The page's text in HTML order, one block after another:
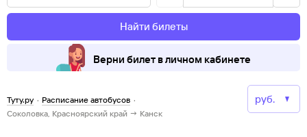
Найти билеты
Верни билет в личном кабинете
Туту.ру · Расписание автобусов ·
Соколовка, Красноярский край → Канск